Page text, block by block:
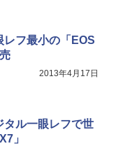
フ最小の「EOS
2013年4月17日
ル一眼レフで世
」